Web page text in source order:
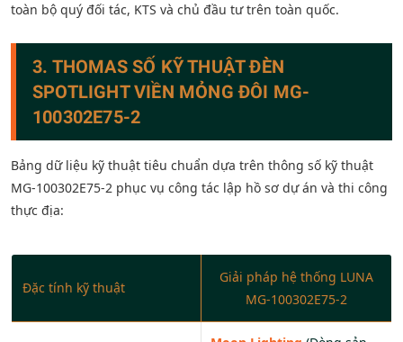
toàn bộ quý đối tác, KTS và chủ đầu tư trên toàn quốc.
3. THOMAS SỐ KỸ THUẬT ĐÈN
SPOTLIGHT VIỀN MỎNG ĐÔI MG-
100302E75-2
Bảng dữ liệu kỹ thuật tiêu chuẩn dựa trên thông số kỹ thuật
MG-100302E75-2 phục vụ công tác lập hồ sơ dự án và thi công
thực địa:
Đặc tính kỹ thuật
Giải pháp hệ thống LUNA
MG-100302E75-2